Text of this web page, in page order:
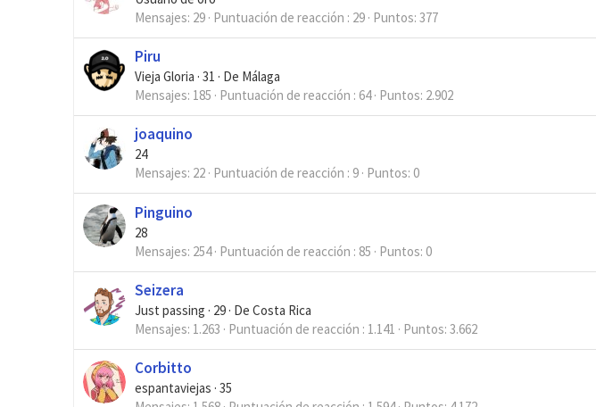
Mensajes 29 Puntuación de reacción 29 Puntos 377
Piru
Vieja Gloria · 31 · De Málaga
Mensajes 185 Puntuación de reacción 64 Puntos 2.902
joaquino
24
Mensajes 22 Puntuación de reacción 9 Puntos 0
Pinguino
28
Mensajes 254 Puntuación de reacción 85 Puntos 0
Seizera
Just passing · 29 · De Costa Rica
Mensajes 1.263 Puntuación de reacción 1.141 Puntos 3.662
Corbitto
espantaviejas · 35